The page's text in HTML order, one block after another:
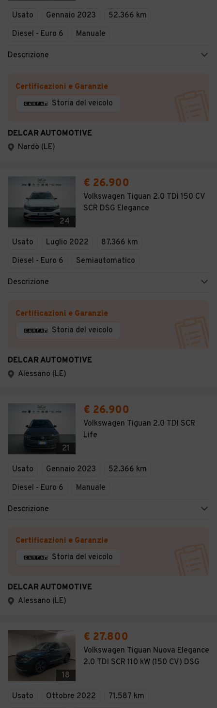
Usato Gennaio 2023
52.366 km
Diesel - Euro 6
Manuale
Descrizione
Certificazioni e Garanzie
Storia del veicolo
DELCAR AUTOMOTIVE
Nardò (LE)
24
€ 26.900
Volkswagen Tiguan 2.0 TDI 150 CV
SCR DSG Elegance
Usato Luglio 2022
87.366 km
Diesel - Euro 6
Semiautomatico
Descrizione
Certificazioni e Garanzie
Storia del veicolo
DELCAR AUTOMOTIVE
Alessano (LE)
21
€ 26.900
Volkswagen Tiguan 2.0 TDI SCR
Life
Usato Gennaio 2023
52.366 km
Diesel - Euro 6
Manuale
Descrizione
Certificazioni e Garanzie
Storia del veicolo
DELCAR AUTOMOTIVE
Alessano (LE)
18
€ 27.800
Volkswagen Tiguan Nuova Elegance
2.0 TDI SCR 110 kW (150 CV) DSG
Usato Ottobre 2022 71.587 km